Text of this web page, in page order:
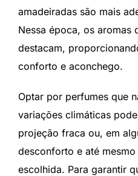
amadeiradas são mais
Nessa época, os aromas
destacam,
conforto e aconchego.
Optar por perfumes que
variações climáticas
projeção fraca ou, em
desconforto e até
escolhida. Para garantir